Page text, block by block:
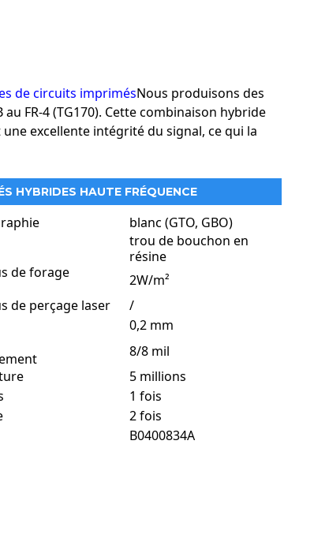
de circuits imprimésNous produisons des
FR-4 (TG170). Cette combinaison hybride
excellente intégrité du signal, ce qui la
HYBRIDES HAUTE FRÉQUENCE
blanc (GTO, GBO)
trou de bouchon en
résine
de forage
2W/m²
de perçage laser
/
0,2 mm
8/8 mil
5 millions
1 fois
2 fois
B0400834A
un contrôle précis de l'impédance, de faibles
communication à ondes millimétriques
signal et réduisent les interférences.